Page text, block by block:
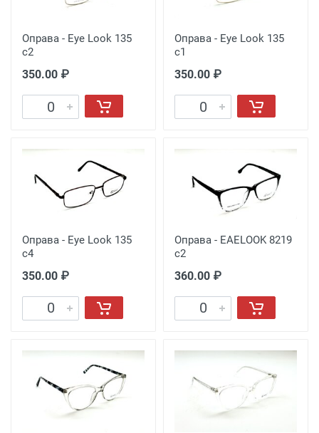
Оправа - Eye Look 135
c2
350.00 ₽
Оправа - Eye Look 135
c1
350.00 ₽
Оправа - Eye Look 135
c4
350.00 ₽
Оправа - EAELOOK 8219
c2
360.00 ₽